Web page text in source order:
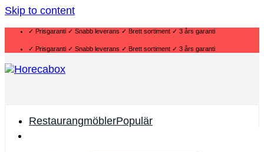
Skip to content
✓ Prisgaranti ✓ Snabb leverans ✓ Brett sortiment ✓ 3 års garanti
✓ Prisgaranti ✓ Snabb leverans ✓ Brett sortiment ✓ 3 års garanti
Restaurangmöbler